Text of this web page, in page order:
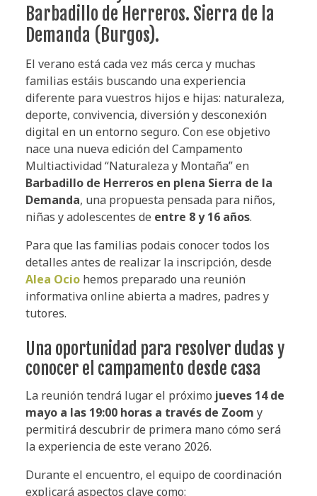
Barbadillo de Herreros. Sierra de la
Demanda (Burgos).
El verano está cada vez más cerca y muchas
familias estáis buscando una experiencia
diferente para vuestros hijos e hijas: naturaleza,
deporte, convivencia, diversión y desconexión
digital en un entorno seguro. Con ese objetivo
nace una nueva edición del Campamento
Multiactividad “Naturaleza y Montaña” en
Barbadillo de Herreros en plena Sierra de la
Demanda, una propuesta pensada para niños,
niñas y adolescentes de entre 8 y 16 años.
Para que las familias podais conocer todos los
detalles antes de realizar la inscripción, desde
Alea Ocio hemos preparado una reunión
informativa online abierta a madres, padres y
tutores.
Una oportunidad para resolver dudas y
conocer el campamento desde casa
La reunión tendrá lugar el próximo jueves 14 de
mayo a las 19:00 horas a través de Zoom y
permitirá descubrir de primera mano cómo será
la experiencia de este verano 2026.
Durante el encuentro, el equipo de coordinación
explicará aspectos clave como: